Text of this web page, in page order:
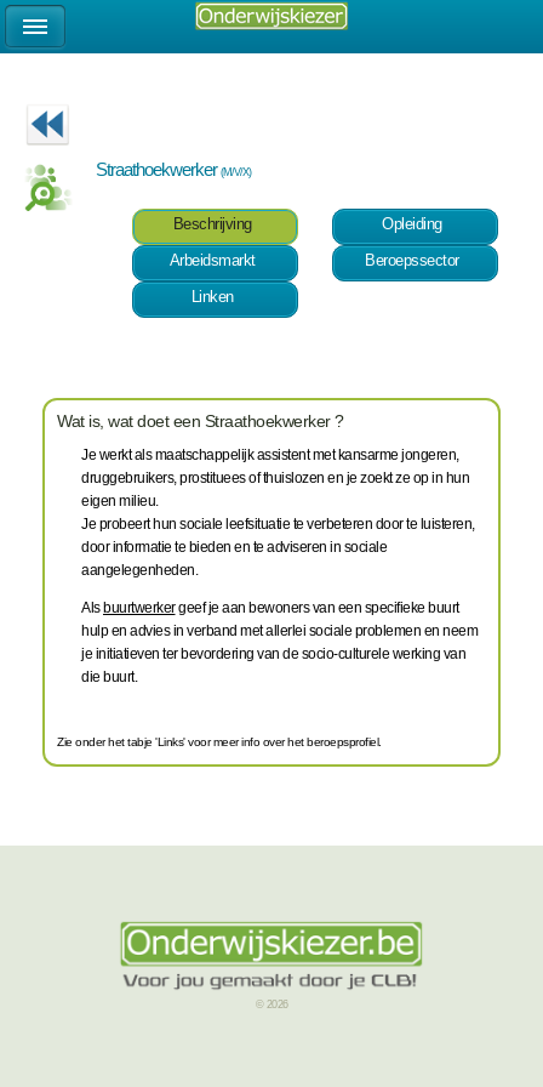
Straathoekwerker(M/V/X)
Beschrijving
Opleiding
Arbeidsmarkt
Beroepssector
Linken
Wat is, wat doet een Straathoekwerker ?
Je werkt als maatschappelijk assistent met kansarme jongeren,
druggebruikers, prostituees of thuislozen en je zoekt ze op in hun
eigen milieu.
Je probeert hun sociale leefsituatie te verbeteren door te luisteren,
door informatie te bieden en te adviseren in sociale
aangelegenheden.
Als buurtwerkergeef je aan bewoners van een specifieke buurt
hulp en advies in verband met allerlei sociale problemen en neem
je initiatieven ter bevordering van de socio-culturele werking van
die buurt.
Zie onder het tabje 'Links' voor meer info over het beroepsprofiel.
© 2026